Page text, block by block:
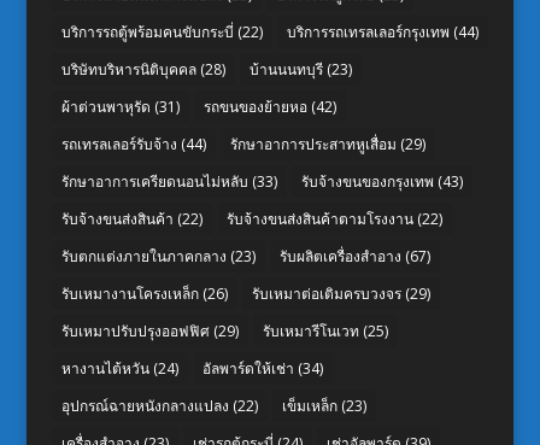
บริการรถตู้พร้อมคนขับกระบี่ (22) บริการรถเทรลเลอร์กรุงเทพ (44)
บริษัทบริหารนิติบุคคล(28) บ้านนนทบุรี(23)
ผ้าต่วนพาหุรัด (31) รถขนของย้ายหอ(42)
รถเทรลเลอร์รับจ้าง (44) รักษาอาการประสาทหูเสื่อม (29)
รักษาอาการเครียดนอนไม่หลับ (33) รับจ้างขนของกรุงเทพ (43)
รับจ้างขนส่งสินค้า (22) รับจ้างขนส่งสินค้าตามโรงงาน(22)
รับตกแต่งภายในภาคกลาง (23) รับผลิตเครื่องสำอาง (67)
รับเหมางานโครงเหล็ก(26) รับเหมาต่อเติมครบวงจร(29)
รับเหมาปรับปรุงออฟฟิศ(29) รับเหมารีโนเวท (25)
หางานไต้หวัน(24) อัลพาร์ดให้เช่า (34)
อุปกรณ์ฉายหนังกลางแปลง (22) เข็มเหล็ก(23)